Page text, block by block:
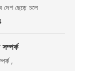
ছেড়ে চলে
,